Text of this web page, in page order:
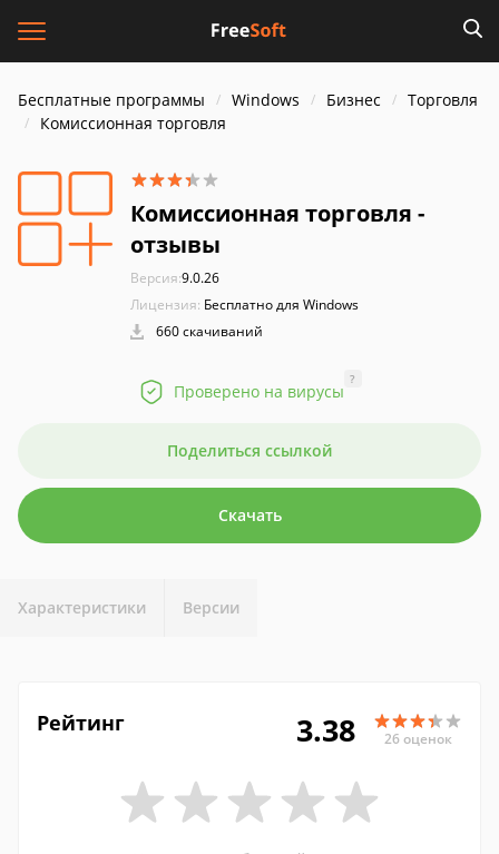
Бесплатные программы Windows Бизнес
Торговля
Комиссионная торговля
Комиссионная торговля -
отзывы
Версия:9.0.26
Лицензия: Бесплатно для Windows
660 скачиваний
Проверено на вирусы
?
Поделиться ссылкой
Скачать
Характеристики Версии
Рейтинг 3.38 26 оценок